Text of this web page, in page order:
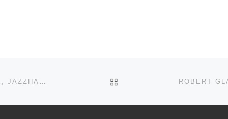
ALBERT MANGELSDORFF QUINTETT: LEGENDS LIVE, JAZZHAUS NO. 101706 ZURÜCK ZUR